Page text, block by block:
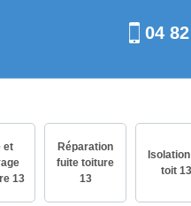
04
et
13
Réparation
fuite toiture
13
toit 13